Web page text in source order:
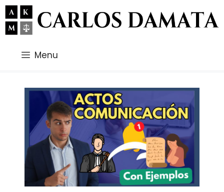
Saltar
al
contenido
Menu